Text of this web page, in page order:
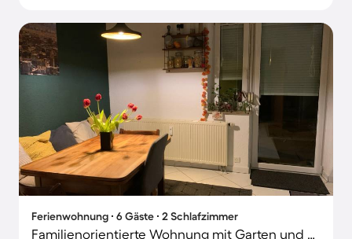
Ferienwohnung ∙ 6 Gäste ∙ 2 Schlafzimmer
Familienorientierte Wohnung mit Garten und Grill | Gartenblick